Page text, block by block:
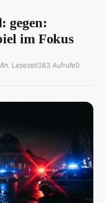
gegen:
im Fokus
Lesezeit383 Aufrufe0